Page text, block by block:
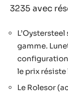
3235 avec
gamme.
configuration
le prix résiste
Le Rolesor